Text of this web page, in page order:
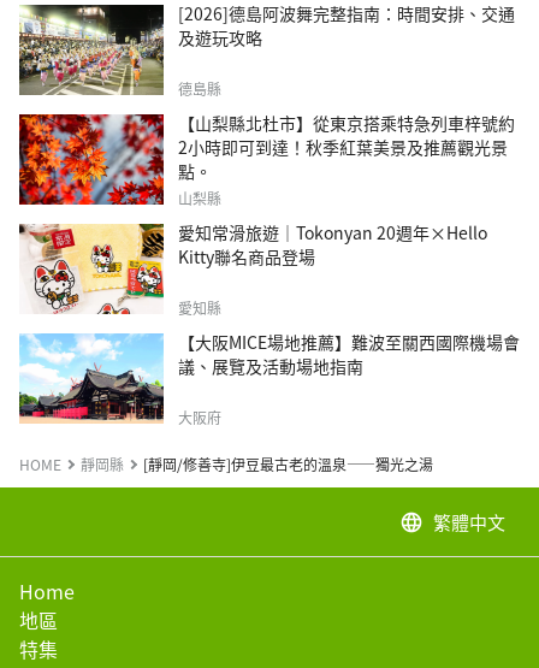
[2026]德島阿波舞完整指南：時間安排、交通
及遊玩攻略
德島縣
【山梨縣北杜市】從東京搭乘特急列車梓號約
2小時即可到達！秋季紅葉美景及推薦觀光景
點。
山梨縣
愛知常滑旅遊｜Tokonyan 20週年×Hello
Kitty聯名商品登場
愛知縣
【大阪MICE場地推薦】難波至關西國際機場會
議、展覽及活動場地指南
大阪府
HOME 靜岡縣 [靜岡/修善寺]伊豆最古老的溫泉——獨光之湯
language 繁體中文
Home
地區
特集